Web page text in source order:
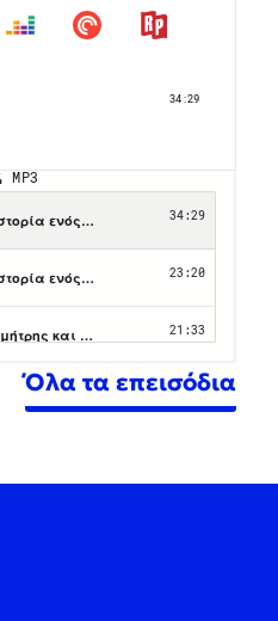
Όλα τα επεισόδια